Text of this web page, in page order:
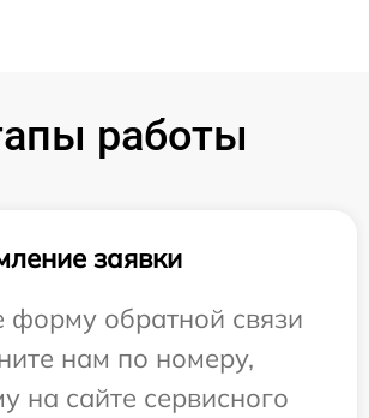
работы
заявки
форму обратной связи
нам по номеру,
на сайте сервисного